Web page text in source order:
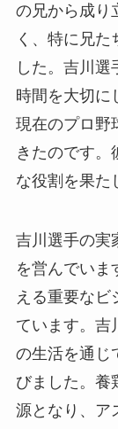
の兄から成り
く、特に兄た
した。吉川
時間を大切に
現在のプロ野
きたのです。
な役割を果た
吉川選手の実
を営んでいま
える重要なビ
ています。吉
の生活を通じ
びました。養
源となり、ア